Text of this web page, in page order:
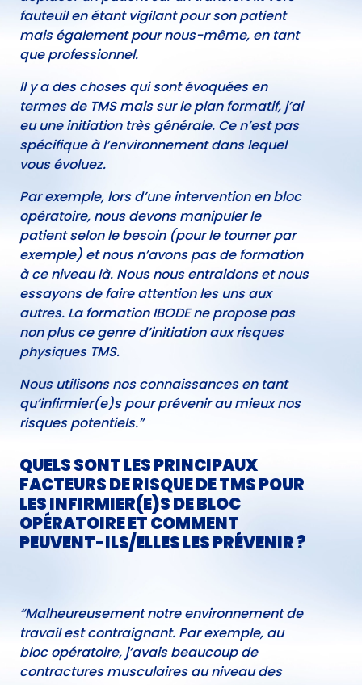
fauteuil en étant vigilant pour son patient
mais également pour nous-même, en tant
que professionnel.
Il y a des choses qui sont évoquées en
termes de TMS mais sur le plan formatif, j’ai
eu une initiation très générale. Ce n’est pas
spécifique à l’environnement dans lequel
vous évoluez.
Par exemple, lors d’une intervention en bloc
opératoire, nous devons manipuler le
patient selon le besoin (pour le tourner par
exemple) et nous n’avons pas de formation
à ce niveau là. Nous nous entraidons et nous
essayons de faire attention les uns aux
autres. La formation IBODE ne propose pas
non plus ce genre d’initiation aux risques
physiques TMS.
Nous utilisons nos connaissances en tant
qu’infirmier(e)s pour prévenir au mieux nos
risques potentiels.”
QUELS SONT LES PRINCIPAUX
FACTEURS DE RISQUE DE TMS POUR
LES INFIRMIER(E)S DE BLOC
OPÉRATOIRE ET COMMENT
PEUVENT-ILS/ELLES LES PRÉVENIR ?
“Malheureusement notre environnement de
travail est contraignant. Par exemple, au
bloc opératoire, j’avais beaucoup de
contractures musculaires au niveau des